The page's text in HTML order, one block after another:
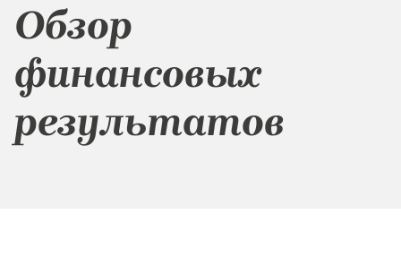
Обзор
финансовых
результатов